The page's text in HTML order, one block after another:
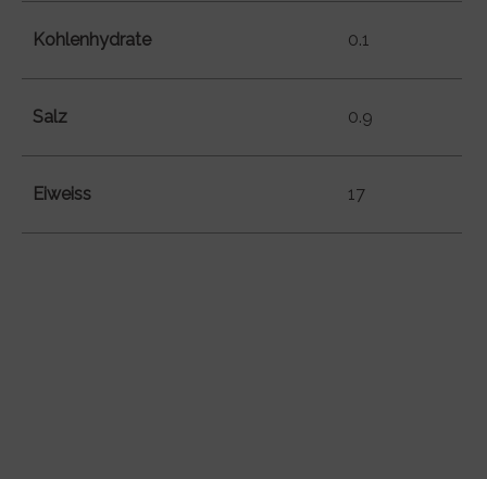
Kohlenhydrate 0.1
Salz 0.9
Eiweiss 17